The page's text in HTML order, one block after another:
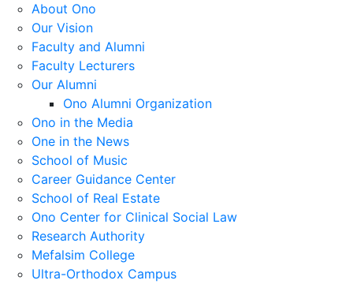
About Ono
Our Vision
Faculty and Alumni
Faculty Lecturers
Our Alumni
Ono Alumni Organization
Ono in the Media
One in the News
School of Music
Career Guidance Center
School of Real Estate
Ono Center for Clinical Social Law
Research Authority
Mefalsim College
Ultra-Orthodox Campus